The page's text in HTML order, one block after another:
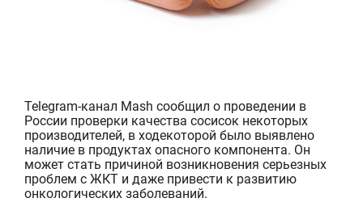
Telegram-канал Mash сообщил о проведении в
России проверки качества сосисок некоторых
производителей, в ходекоторой было выявлено
наличие в продуктахопасного компонента. Он
может стать причиной возникновения серьезных
проблем с ЖКТ и даже привести к развитию
онкологических заболеваний.